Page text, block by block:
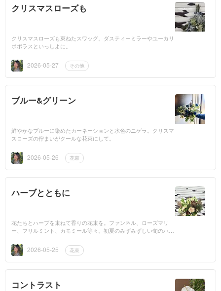
クリスマスローズも
クリスマスローズも束ねたスワッグ。ダスティーミラーやユーカリ
ポポラスといっしよに。
2026-05-27 その他
ブルー&グリーン
鮮やかなブルーに染めたカーネーションと水色のニゲラ。クリスマ
スローズの佇まいがクールな花束にして。
2026-05-26 花束
ハーブとともに
花たちとハーブを束ねて香りの花束を。ファンネル、ローズマリ
ー、フリルミント、カモミール等々。初夏のみずみずしい旬のハー
2026-05-25 花束
コントラスト